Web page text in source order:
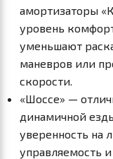
амортизаторы
уровень
уменьшают
маневров или
скорости.
«Шоссе» —
динамичной
уверенность на
управляемость